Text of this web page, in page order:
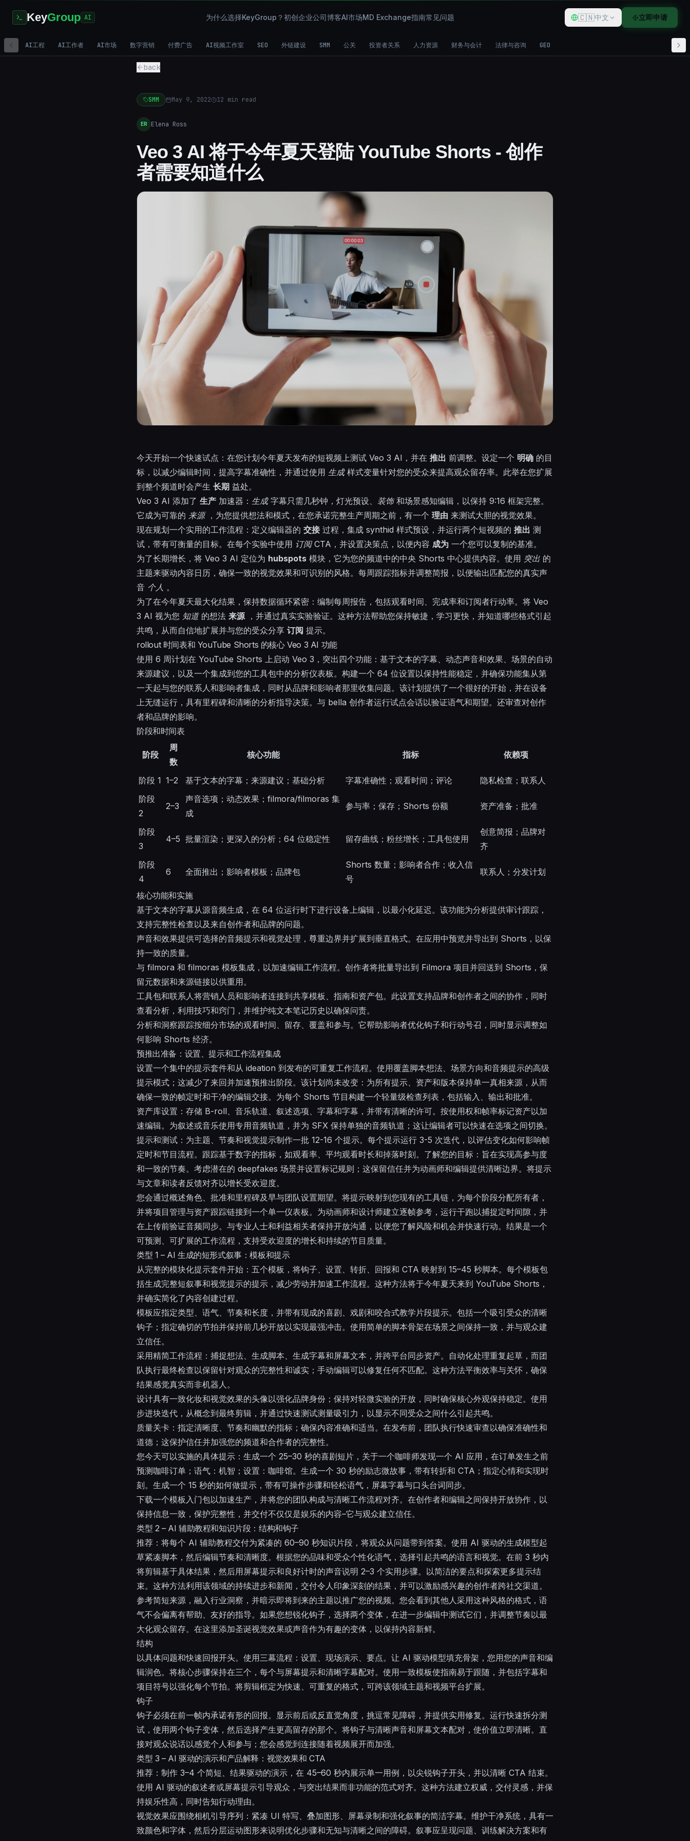
KeyGroup AI 为什么选择KeyGroup？ 初创企业公司博客AI市场MD Exchange指南常见问题 🇨🇳中文 立即申请
AI工程 AI工作者 AI市场 数字营销 付费广告 AI视频工作室 SEO 外链建设 SMM 公关 投资者关系 人力资源 财务与会计 法律与咨询 GEO
back
SMM May 9, 2022 12 min read
ER Elena Ross
Veo 3 AI 将于今年夏天登陆 YouTube Shorts - 创作
者需要知道什么
今天开始一个快速试点：在您计划今年夏天发布的短视频上测试 Veo 3 AI，并在 推出 前调整。设定一个 明确 的目
标，以减少编辑时间，提高字幕准确性，并通过使用 生成样式变量针对您的受众来提高观众留存率。此举在您扩展
到整个频道时会产生 长期 益处。
Veo 3 AI 添加了 生产 加速器： 生成字幕只需几秒钟，灯光预设、 装饰和场景感知编辑，以保持 9:16 框架完整。
它成为可靠的 来源，为您提供想法和模式，在您承诺完整生产周期之前，有一个 理由 来测试大胆的视觉效果。
现在规划一个实用的工作流程：定义编辑器的 交接过程，集成 synthid 样式预设，并运行两个短视频的 推出 测
试，带有可衡量的目标。在每个实验中使用 订阅CTA，并设置决策点，以便内容 成为 一个您可以复制的基准。
为了长期增长，将 Veo 3 AI 定位为 hubspots 模块，它为您的频道中的中央 Shorts 中心提供内容。使用 突出 的
主题来驱动内容日历，确保一致的视觉效果和可识别的风格。每周跟踪指标并调整简报，以便输出匹配您的真实声
音 个人 。
为了在今年夏天最大化结果，保持数据循环紧密：编制每周报告，包括观看时间、完成率和订阅者行动率。将 Veo
3 AI 视为您 知道的想法 来源，并通过真实实验验证。这种方法帮助您保持敏捷，学习更快，并知道哪些格式引起
共鸣，从而自信地扩展并与您的受众分享 订阅 提示。
rollout 时间表和 YouTube Shorts 的核心 Veo 3 AI 功能
使用 6 周计划在 YouTube Shorts 上启动 Veo 3，突出四个功能：基于文本的字幕、动态声音和效果、场景的自动
来源建议，以及一个集成到您的工具包中的分析仪表板。构建一个 64 位设置以保持性能稳定，并确保功能集从第
一天起与您的联系人和影响者集成，同时从品牌和影响者那里收集问题。该计划提供了一个很好的开始，并在设备
上无缝运行，具有里程碑和清晰的分析指导决策。与 bella 创作者运行试点会话以验证语气和期望。还审查对创作
者和品牌的影响。
阶段和时间表
阶段
周
数
核心功能 指标 依赖项
阶段 1 1–2 基于文本的字幕；来源建议；基础分析 字幕准确性；观看时间；评论
隐私检查；联系人
阶段
2
2–3
声音选项；动态效果；filmora/filmoras 集
成
参与率；保存；Shorts 份额 资产准备；批准
阶段
3
4–5 批量渲染；更深入的分析；64 位稳定性 留存曲线；粉丝增长；工具包使用
创意简报；品牌对
齐
阶段
4
6 全面推出；影响者模板；品牌包
Shorts 数量；影响者合作；收入信
号
联系人；分发计划
核心功能和实施
基于文本的字幕从源音频生成，在 64 位运行时下进行设备上编辑，以最小化延迟。该功能为分析提供审计跟踪，
支持完整性检查以及来自创作者和品牌的问题。
声音和效果提供可选择的音频提示和视觉处理，尊重边界并扩展到垂直格式。在应用中预览并导出到 Shorts，以保
持一致的质量。
与 filmora 和 filmoras 模板集成，以加速编辑工作流程。创作者将批量导出到 Filmora 项目并回送到 Shorts，保
留元数据和来源链接以供重用。
工具包和联系人将营销人员和影响者连接到共享模板、指南和资产包。此设置支持品牌和创作者之间的协作，同时
查看分析，利用技巧和窍门，并维护纯文本笔记历史以确保问责。
分析和洞察跟踪按细分市场的观看时间、留存、覆盖和参与。它帮助影响者优化钩子和行动号召，同时显示调整如
何影响 Shorts 经济。
预推出准备：设置、提示和工作流程集成
设置一个集中的提示套件和从 ideation 到发布的可重复工作流程。使用覆盖脚本想法、场景方向和音频提示的高级
提示模式；这减少了来回并加速预推出阶段。该计划尚未改变：为所有提示、资产和版本保持单一真相来源，从而
确保一致的帧定时和干净的编辑交接。为每个 Shorts 节目构建一个轻量级检查列表，包括输入、输出和批准。
资产库设置：存储 B-roll、音乐轨道、叙述选项、字幕和字幕，并带有清晰的许可。按使用权和帧率标记资产以加
速编辑。为叙述或音乐使用专用音频轨道，并为 SFX 保持单独的音频轨道；这让编辑者可以快速在选项之间切换。
提示和测试：为主题、节奏和视觉提示制作一批 12-16 个提示。每个提示运行 3-5 次迭代，以评估变化如何影响帧
定时和节目流程。跟踪基于数字的指标，如观看率、平均观看时长和掉落时刻。了解您的目标：旨在实现高参与度
和一致的节奏。考虑潜在的 deepfakes 场景并设置标记规则；这保留信任并为动画师和编辑提供清晰边界。将提示
与文章和读者反馈对齐以增长受欢迎度。
您会通过概述角色、批准和里程碑及早与团队设置期望。将提示映射到您现有的工具链，为每个阶段分配所有者，
并将项目管理与资产跟踪链接到一个单一仪表板。为动画师和设计师建立逐帧参考，运行干跑以捕捉定时间隙，并
在上传前验证音频同步。与专业人士和利益相关者保持开放沟通，以便您了解风险和机会并快速行动。结果是一个
可预测、可扩展的工作流程，支持受欢迎度的增长和持续的节目质量。
类型 1 – AI 生成的短形式叙事：模板和提示
从完整的模块化提示套件开始：五个模板，将钩子、设置、转折、回报和 CTA 映射到 15–45 秒脚本。每个模板包
括生成完整短叙事和视觉提示的提示，减少劳动并加速工作流程。这种方法将于今年夏天来到 YouTube Shorts，
并确实简化了内容创建过程。
模板应指定类型、语气、节奏和长度，并带有现成的喜剧、戏剧和咬合式教学片段提示。包括一个吸引受众的清晰
钩子；指定确切的节拍并保持前几秒开放以实现最强冲击。使用简单的脚本骨架在场景之间保持一致，并与观众建
立信任。
采用精简工作流程：捕捉想法、生成脚本、生成字幕和屏幕文本，并跨平台同步资产。自动化处理重复起草，而团
队执行最终检查以保留针对观众的完整性和诚实；手动编辑可以修复任何不匹配。这种方法平衡效率与关怀，确保
结果感觉真实而非机器人。
设计具有一致化妆和视觉效果的头像以强化品牌身份；保持对轻微实验的开放，同时确保核心外观保持稳定。使用
步进块迭代，从概念到最终剪辑，并通过快速测试测量吸引力，以显示不同受众之间什么引起共鸣。
质量关卡：指定清晰度、节奏和幽默的指标；确保内容准确和适当。在发布前，团队执行快速审查以确保准确性和
道德；这保护信任并加强您的频道和合作者的完整性。
您今天可以实施的具体提示：生成一个 25–30 秒的喜剧短片，关于一个咖啡师发现一个 AI 应用，在订单发生之前
预测咖啡订单；语气：机智；设置：咖啡馆。生成一个 30 秒的励志微故事，带有转折和 CTA；指定心情和实现时
刻。生成一个 15 秒的如何做提示，带有可操作步骤和轻松语气，屏幕字幕与口头台词同步。
下载一个模板入门包以加速生产，并将您的团队构成与清晰工作流程对齐。在创作者和编辑之间保持开放协作，以
保持信息一致，保护完整性，并交付不仅仅是娱乐的内容–它与观众建立信任。
类型 2 – AI 辅助教程和知识片段：结构和钩子
推荐：将每个 AI 辅助教程交付为紧凑的 60–90 秒知识片段，将观众从问题带到答案。使用 AI 驱动的生成模型起
草紧凑脚本，然后编辑节奏和清晰度。根据您的品味和受众个性化语气，选择引起共鸣的语言和视觉。在前 3 秒内
将剪辑基于具体结果，然后用屏幕提示和良好计时的声音说明 2–3 个实用步骤。以简洁的要点和探索更多提示结
束。这种方法利用该领域的持续进步和新闻，交付令人印象深刻的结果，并可以激励感兴趣的创作者跨社交渠道。
参考简短来源，融入行业洞察，并暗示即将到来的主题以推广您的视频。您会看到其他人采用这种风格的格式，语
气不会偏离有帮助、友好的指导。如果您想锐化钩子，选择两个变体，在进一步编辑中测试它们，并调整节奏以最
大化观众留存。在这里添加圣诞视觉效果或声音作为有趣的变体，以保持内容新鲜。
结构
以具体问题和快速回报开头。使用三幕流程：设置、现场演示、要点。让 AI 驱动模型填充骨架，您用您的声音和编
辑润色。将核心步骤保持在三个，每个与屏幕提示和清晰字幕配对。使用一致模板使指南易于跟随，并包括字幕和
项目符号以强化每个节拍。将剪辑框定为快速、可重复的格式，可跨该领域主题和视频平台扩展。
钩子
钩子必须在前一帧内承诺有形的回报。显示前后或反直觉角度，挑逗常见障碍，并提供实用修复。运行快速拆分测
试，使用两个钩子变体，然后选择产生更高留存的那个。将钩子与清晰声音和屏幕文本配对，使价值立即清晰。直
接对观众说话以感觉个人和参与；您会感觉到连接随着视频展开而加强。
类型 3 – AI 驱动的演示和产品解释：视觉效果和 CTA
推荐：制作 3–4 个简短、结果驱动的演示，在 45–60 秒内展示单一用例，以尖锐钩子开头，并以清晰 CTA 结束。
使用 AI 驱动的叙述者或屏幕提示引导观众，与突出结果而非功能的范式对齐。这种方法建立权威，交付灵感，并保
持娱乐性高，同时告知行动理由。
视觉效果应围绕相机引导序列：紧凑 UI 特写、叠加图形、屏幕录制和强化叙事的简洁字幕。维护干净系统，具有一
致颜色和字体，然后分层运动图形来说明优化步骤和无知与清晰之间的障碍。叙事应呈现问题、训练解决方案和有